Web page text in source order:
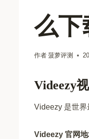
么下
作者 菠萝评测
Videezy
Videezy 是世界
Videezy 官网地